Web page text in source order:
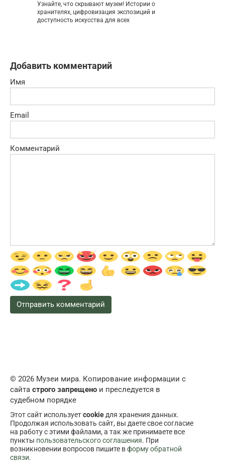
Узнайте, что скрывают музеи! Истории о
хранителях, цифровизация экспозиций и
доступность искусства для всех
Добавить комментарий
Имя
Email
Комментарий
© 2026 Музеи мира. Копирование информации с
сайта строго запрещено и преследуется в
судебном порядке
Этот сайт используетcookie для хранения данных.
Продолжая использовать сайт, вы даете свое согласие
на работу с этими файлами, а так же принимаете все
пункты пользовательского соглашения. При
возникновении вопросов пишите вформу обратной
связи.